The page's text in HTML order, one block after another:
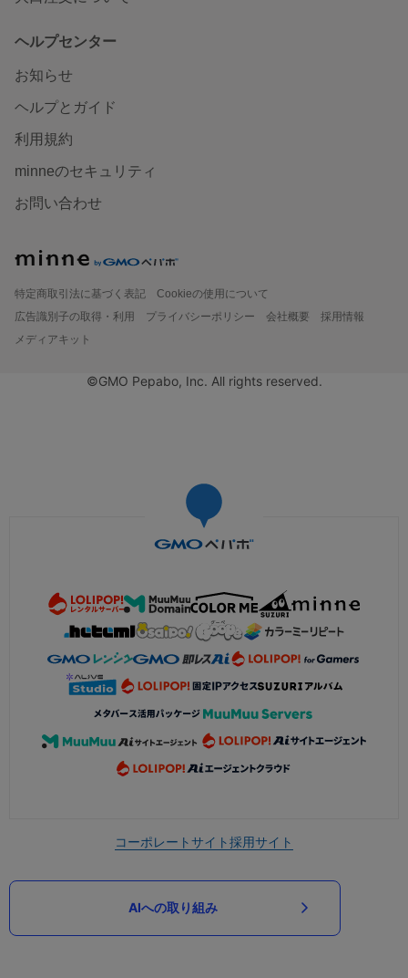
ヘルプセンター
お知らせ
ヘルプとガイド
利用規約
minneのセキュリティ
お問い合わせ
特定商取引法に基づく表記
Cookieの使用について
広告識別子の取得・利用
プライバシーポリシー 会社概要
採用情報
メディアキット
©GMO Pepabo, Inc. All rights reserved.
コーポレートサイト採用サイト
AIへの取り組み